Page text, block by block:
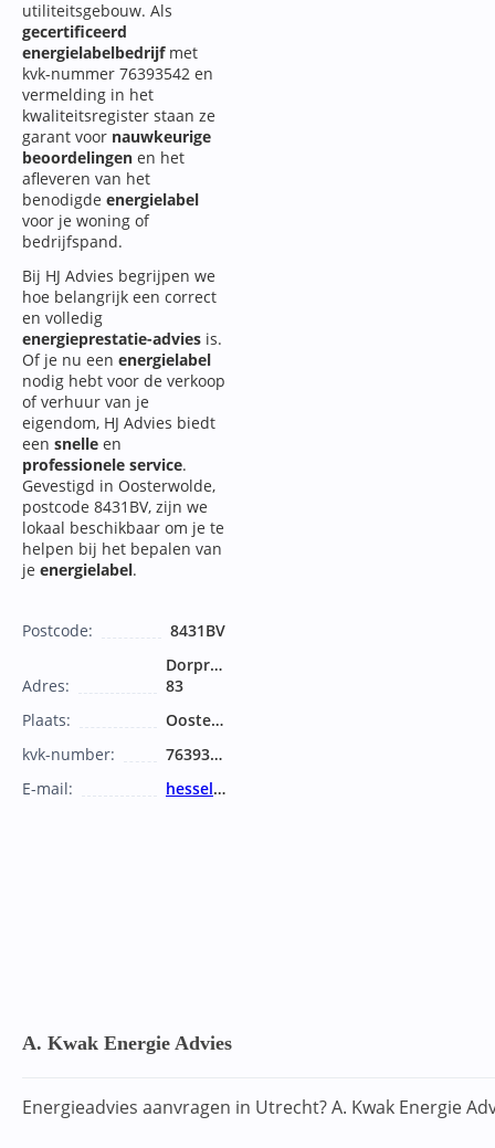
utiliteitsgebouw. Als
gecertificeerd
energielabelbedrijfmet
kvk-nummer 76393542 en
vermelding in het
kwaliteitsregister staan ze
garant voor nauwkeurige
beoordelingen en het
afleveren van het
benodigde energielabel
voor je woning of
bedrijfspand.
Bij HJ Advies begrijpen we
hoe belangrijk een correct
en volledig
energieprestatie-advies is.
Of je nu een energielabel
nodig hebt voor de verkoop
of verhuur van je
eigendom, HJ Advies biedt
een snelle en
professionele service.
Gevestigd in Oosterwolde,
postcode 8431BV, zijn we
lokaal beschikbaar om je te
helpen bij het bepalen van
je energielabel.
Postcode: 8431BV
Adres:
Dorprichterstraat
83
Plaats:
Oosterwolde
kvk-number:
76393542
E-mail:
hessel@hjadvies.frl
A. Kwak Energie Advies
Energieadvies aanvragen in Utrecht? A. Kwak Energie